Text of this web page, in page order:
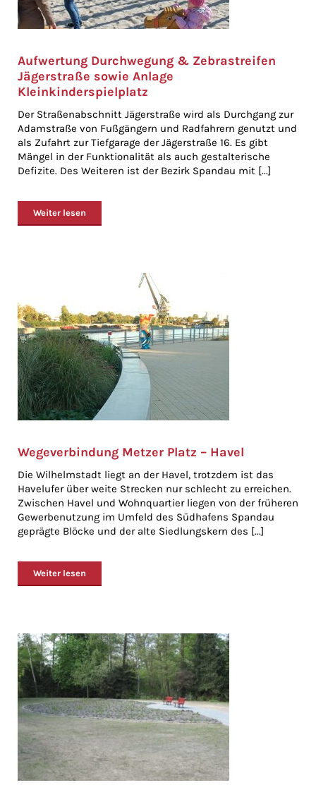
Aufwertung Durchwegung & Zebrastreifen
Jägerstraße sowie Anlage
Kleinkinderspielplatz
Der Straßenabschnitt Jägerstraße wird als Durchgang zur
Adamstraße von Fußgängern und Radfahrern genutzt und
als Zufahrt zur Tiefgarage der Jägerstraße 16. Es gibt
Mängel in der Funktionalität als auch gestalterische
Defizite. Des Weiteren ist der Bezirk Spandau mit [...]
Weiter lesen
Wegeverbindung Metzer Platz – Havel
Die Wilhelmstadt liegt an der Havel, trotzdem ist das
Havelufer über weite Strecken nur schlecht zu erreichen.
Zwischen Havel und Wohnquartier liegen von der früheren
Gewerbenutzung im Umfeld des Südhafens Spandau
geprägte Blöcke und der alte Siedlungskern des [...]
Weiter lesen